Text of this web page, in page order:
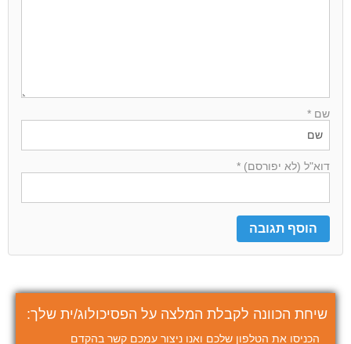
שם *
דוא"ל (לא יפורסם) *
שיחת הכוונה לקבלת המלצה על הפסיכולוג/ית שלך:
הכניסו את הטלפון שלכם ואנו ניצור עמכם קשר בהקדם